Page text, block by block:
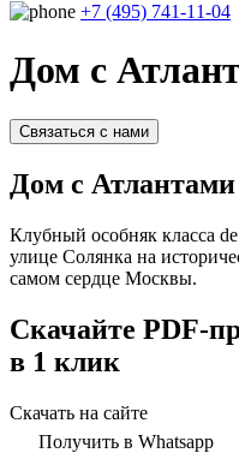
+7 (495) 741-11-04
Дом с
Связаться с нами
Дом с Атлантами
Клубный особняк класса
улице Солянка на
самом сердце Москвы.
Скачайте PDF-
в 1 клик
Скачать на сайте
Получить в Whatsapp